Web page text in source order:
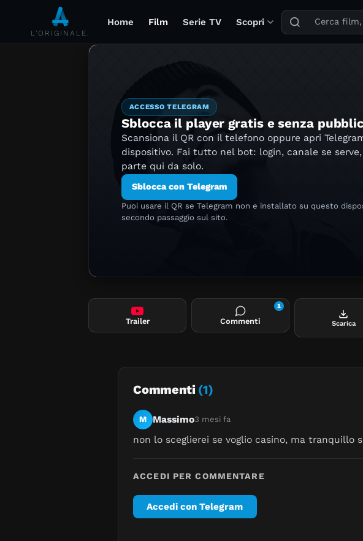
L'ORIGINALE.
Home Film Serie TV Scopri
Puoi cercare
ACCESSO TELEGRAM
Sblocca il player gratis e senza
Scansiona il QR con il telefono oppure apri
dispositivo. Fai tutto nel bot: login, canale se
parte qui da solo.
Sblocca con Telegram
Puoi usare il QR se Telegram non e installato su questo
secondo passaggio sul sito.
Trailer Commenti
1
Scarica
Commenti (1)
M Massimo3 mesi fa
non lo sceglierei se voglio casino, ma tranquillo
ACCEDI PER COMMENTARE
Accedi con Telegram